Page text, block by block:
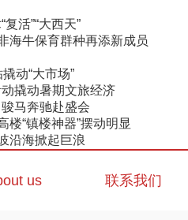
活”“大西天”
海牛保育群种再添新成员
动“大市场”
撬动暑期文旅经济
马奔驰赴盛会
楼“镇楼神器”摆动明显
沿海掀起巨浪
us 联系我们